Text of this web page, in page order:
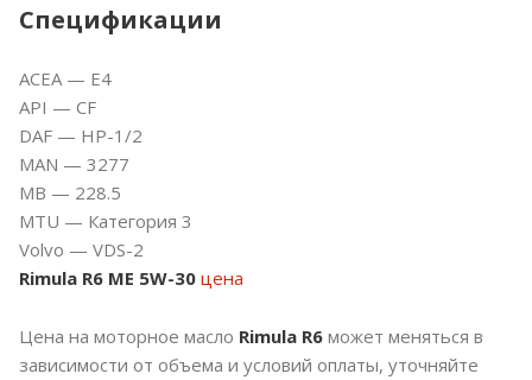
Спецификации
ACEA — E4
API — CF
DAF — HP-1/2
MAN — 3277
MB — 228.5
MTU — Категория 3
Volvo — VDS-2
Rimula R6 МЕ 5W-30 цена
Цена на моторное масло Rimula R6 может меняться в
зависимости от объема и условий оплаты, уточняйте